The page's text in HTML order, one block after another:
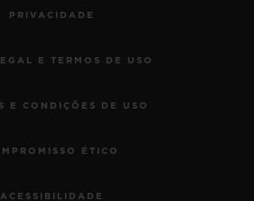
PRIVACIDADE
E TERMOS DE USO
E CONDIÇÕES DE USO
ÉTICO
ACESSIBILIDADE